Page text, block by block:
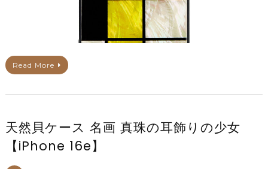
Read More
天然貝ケース 名画 真珠の耳飾りの少女
【iPhone 16e】